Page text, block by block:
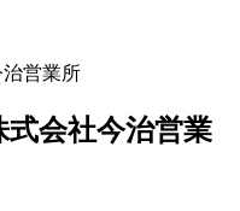
営業所
会社今治営業